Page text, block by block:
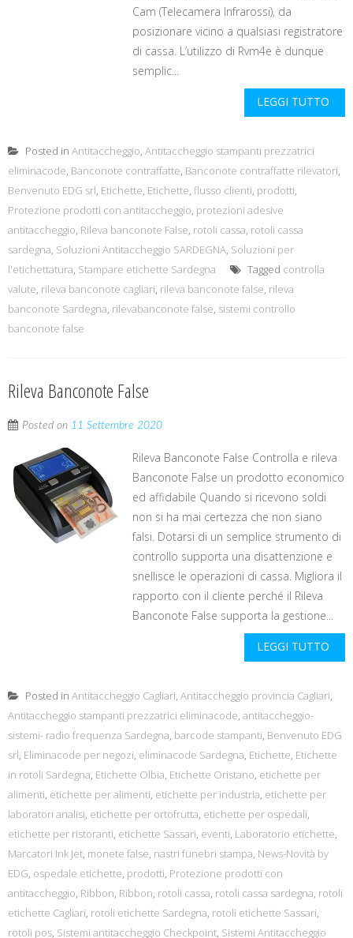
Cam (Telecamera Infrarossi), da
posizionare vicino a qualsiasi registratore
di cassa. L’utilizzo di Rvm4e è dunque
semplic...
LEGGI TUTTO
Posted in Antitaccheggio, Antitaccheggio stampanti prezzatrici
eliminacode, Banconote contraffatte, Banconote contraffatte rilevatori,
Benvenuto EDG srl, Etichette, Etichette, flusso clienti, prodotti,
Protezione prodotti con antitaccheggio, protezioni adesive
antitaccheggio, Rileva banconote False, rotoli cassa, rotoli cassa
sardegna, Soluzioni Antitaccheggio SARDEGNA, Soluzioni per
l'etichettatura, Stampare etichette Sardegna Tagged controlla
valute, rileva banconote cagliari, rileva banconote false, rileva
banconote Sardegna, rilevabanconote false, sistemi controllo
banconote false
Rileva Banconote False
Posted on 11 Settembre 2020
Rileva Banconote False Controlla e rileva
Banconote False un prodotto economico
ed affidabile Quando si ricevono soldi
non si ha mai certezza che non siano
falsi. Dotarsi di un semplice strumento di
controllo supporta una disattenzione e
snellisce le operazioni di cassa. Migliora il
rapporto con il cliente perché il Rileva
Banconote False supporta la gestione...
LEGGI TUTTO
Posted in Antitaccheggio Cagliari, Antitaccheggio provincia Cagliari,
Antitaccheggio stampanti prezzatrici eliminacode, antitaccheggio-
sistemi- radio frequenza Sardegna, barcode stampanti, Benvenuto EDG
srl, Eliminacode per negozi, eliminacode Sardegna, Etichette, Etichette
in rotoli Sardegna, Etichette Olbia, Etichette Oristano, etichette per
alimenti, etichette per alimenti, etichette per industria, etichette per
laboratori analisi, etichette per ortofrutta, etichette per ospedali,
etichette per ristoranti, etichette Sassari, eventi, Laboratorio etichette,
Marcatori Ink Jet, monete false, nastri funebri stampa, News-Novità by
EDG, ospedale etichette, prodotti, Protezione prodotti con
antitaccheggio, Ribbon, Ribbon, rotoli cassa, rotoli cassa sardegna, rotoli
etichette Cagliari, rotoli etichette Sardegna, rotoli etichette Sassari,
rotoli pos, Sistemi antitaccheggio Checkpoint, Sistemi Antitaccheggio